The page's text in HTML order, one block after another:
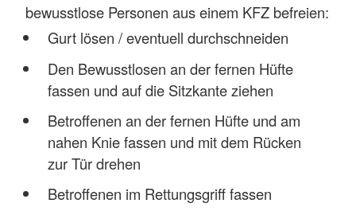
bewusstlose Personen aus einem KFZ befreien:
Gurt lösen / eventuell durchschneiden
Den Bewusstlosen an der fernen Hüfte
fassen und auf die Sitzkante ziehen
Betroffenen an der fernen Hüfte und am
nahen Knie fassen und mit dem Rücken
zur Tür drehen
Betroffenen im Rettungsgriff fassen